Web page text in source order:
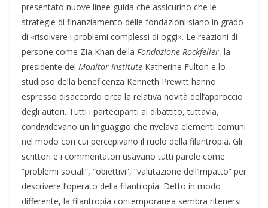
presentato nuove linee guida che assicurino che le
strategie di finanziamento delle fondazioni siano in grado
di «risolvere i problemi complessi di oggi». Le reazioni di
persone come Zia Khan della Fondazione Rockfeller, la
presidente del Monitor Institute Katherine Fulton e lo
studioso della beneficenza Kenneth Prewitt hanno
espresso disaccordo circa la relativa novità dell’approccio
degli autori. Tutti i partecipanti al dibattito, tuttavia,
condividevano un linguaggio che rivelava elementi comuni
nel modo con cui percepivano il ruolo della filantropia. Gli
scrittori e i commentatori usavano tutti parole come
“problemi sociali”, “obiettivi”, “valutazione dell’impatto” per
descrivere l’operato della filantropia. Detto in modo
differente, la filantropia contemporanea sembra ritenersi